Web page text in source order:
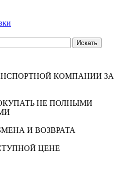
КОМПАНИИ ЗА
НЕ ПОЛНЫМИ
И ВОЗВРАТА
ЦЕНЕ